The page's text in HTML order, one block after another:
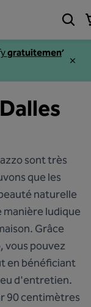
gratuitement
sont très
que les
naturelle
manière ludique
Grâce
vous pouvez
en bénéficiant
d'entretien.
90 centimètres